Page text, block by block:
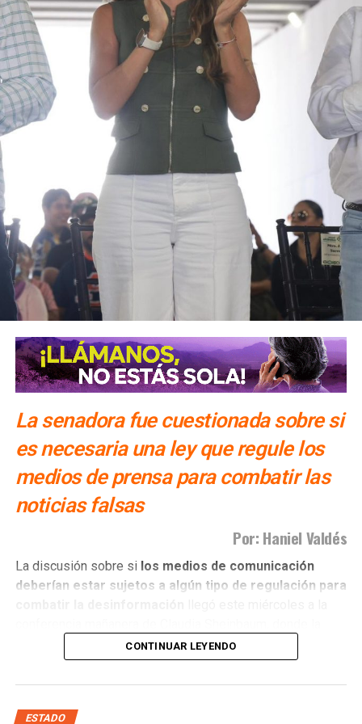
Claudia Sheinbaum
ARTÍCULOS RELACIONADOS: CLAUDIA SHEINBAUM
SIGUIENTE
Claudia Sheinbaum ratifica su candidatura por el
Partido Verde
Hay que evitar caer en “fake news”, dice Claudia
La senadora fue cuestionada sobre si
es necesaria una ley que regule los
medios de prensa para combatir las
noticias falsas
Por: Haniel Valdés
La discusión sobre si los medios de comunicación
deberían estar sujetos a algún tipo de regulación para
presidenta hizo un llamado a que quienes ejercen el
periodismo actúen con ética y apego a la verdad.
nuevo, pero que sigue generando posiciones encontradas:
CONTINUAR LEYENDO
ESTADO